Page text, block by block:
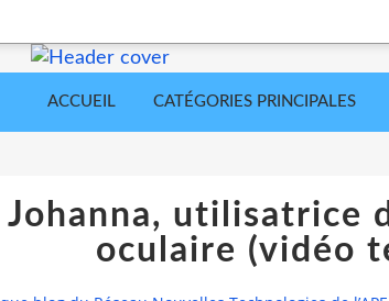
ACCUEIL CATÉGORIES PRINCIPALES
Johanna, utilisatrice
oculaire (vidéo